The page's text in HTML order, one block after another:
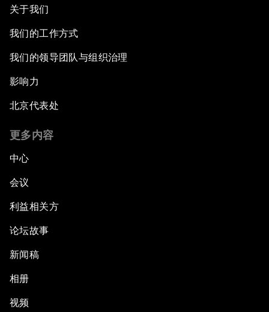
关于我们
我们的工作方式
我们的领导团队与组织治理
影响力
北京代表处
更多内容
中心
会议
利益相关方
论坛故事
新闻稿
相册
视频